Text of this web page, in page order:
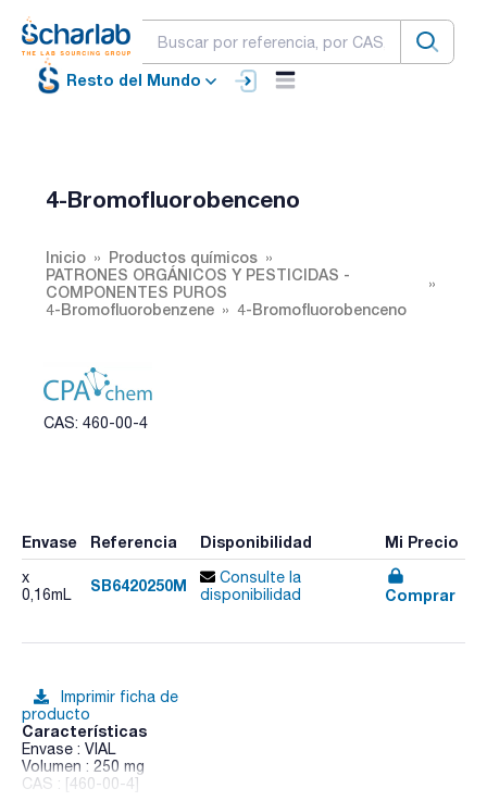
Resto del Mundo
4-Bromofluorobenceno
Inicio
Productos químicos
PATRONES ORGÁNICOS Y PESTICIDAS -
COMPONENTES PUROS
4-Bromofluorobenzene
4-Bromofluorobenceno
CAS: 460-00-4
Envase Referencia Disponibilidad Mi Precio
x
0,16mL
SB6420250M
Consulte la
disponibilidad
Comprar
Imprimir ficha de
producto
Características
Envase : VIAL
Volumen : 250 mg
CAS : [460-00-4]